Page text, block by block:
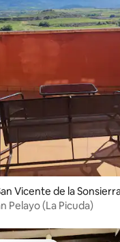
Vicente de la
Pelayo (La Picuda)